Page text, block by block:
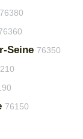
76380
Seine 76350
76150